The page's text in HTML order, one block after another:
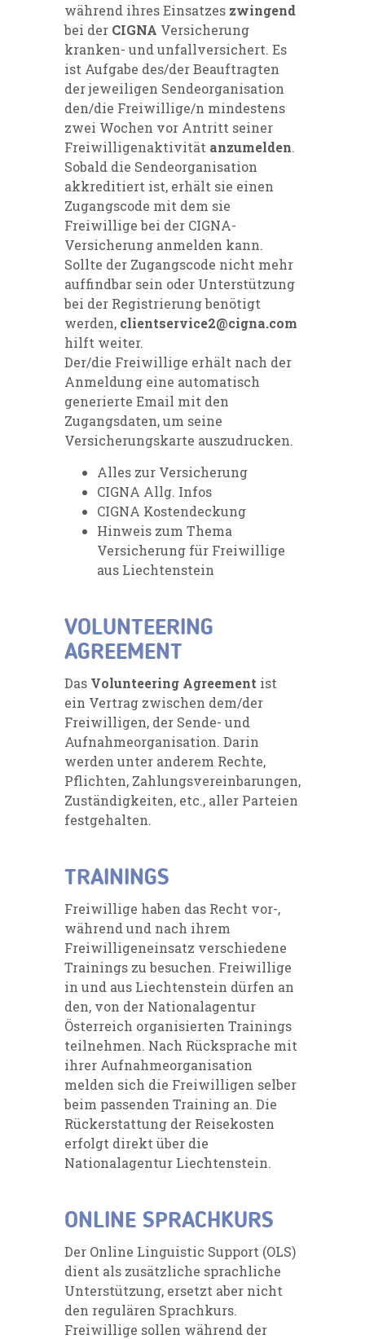
während ihres Einsatzes zwingend
bei der CIGNA Versicherung
kranken- und unfallversichert. Es
ist Aufgabe des/der Beauftragten
der jeweiligen Sendeorganisation
den/die Freiwillige/n mindestens
zwei Wochen vor Antritt seiner
Freiwilligenaktivität anzumelden.
Sobald die Sendeorganisation
akkreditiert ist, erhält sie einen
Zugangscode mit dem sie
Freiwillige bei der CIGNA-
Versicherung anmelden kann.
Sollte der Zugangscode nicht mehr
auffindbar sein oder Unterstützung
bei der Registrierung benötigt
werden, clientservice2@cigna.com
hilft weiter.
Der/die Freiwillige erhält nach der
Anmeldung eine automatisch
generierte Email mit den
Zugangsdaten, um seine
Versicherungskarte auszudrucken.
Alles zur Versicherung
CIGNA Allg. Infos
CIGNA Kostendeckung
Hinweis zum Thema
Versicherung für Freiwillige
aus Liechtenstein
VOLUNTEERING
AGREEMENT
Das Volunteering Agreement ist
ein Vertrag zwischen dem/der
Freiwilligen, der Sende- und
Aufnahmeorganisation. Darin
werden unter anderem Rechte,
Pflichten, Zahlungsvereinbarungen,
Zuständigkeiten, etc., aller Parteien
festgehalten.
TRAININGS
Freiwillige haben das Recht vor-,
während und nach ihrem
Freiwilligeneinsatz verschiedene
Trainings zu besuchen. Freiwillige
in und aus Liechtenstein dürfen an
den, von der Nationalagentur
Österreich organisierten Trainings
teilnehmen. Nach Rücksprache mit
ihrer Aufnahmeorganisation
melden sich die Freiwilligen selber
beim passenden Training an. Die
Rückerstattung der Reisekosten
erfolgt direkt über die
Nationalagentur Liechtenstein.
ONLINE SPRACHKURS
Der Online Linguistic Support (OLS)
dient als zusätzliche sprachliche
Unterstützung, ersetzt aber nicht
den regulären Sprachkurs.
Freiwillige sollen während der